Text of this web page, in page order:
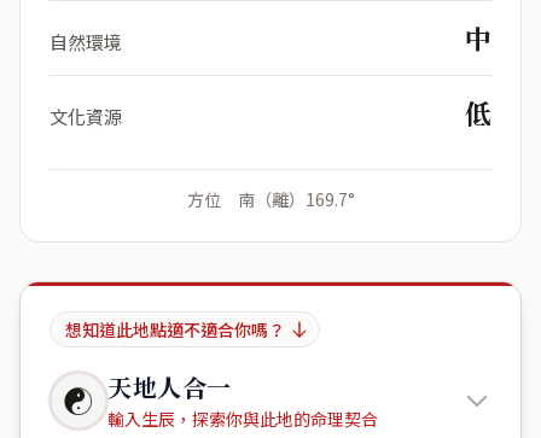
自然環境 中
文化資源 低
方位 南（離）169.7°
想知道此地點適不適合你嗎？
☯ 天地人合一
輸入生辰，探索你與此地的命理契合